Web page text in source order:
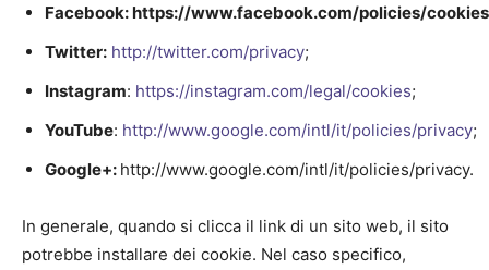
Facebook:https://www.facebook.com/policies/
Twitter: http://twitter.com/privacy;
Instagram: https://instagram.com/legal/cookies;
YouTube: http://www.google.com/intl/it/policies/privacy;
Google+: http://www.google.com/intl/it/policies/privacy.
In generale, quando si clicca il link di un sito web, il sito
potrebbe installare dei cookie. Nel caso specifico,